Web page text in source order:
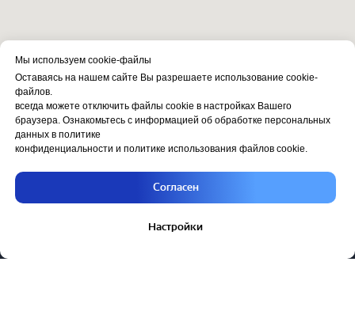
Мы используем cookie-файлы
Оставаясь на нашем сайте Вы разрешаете использование cookie-
файлов.
всегда можете отключить файлы cookie в настройках Вашего
браузера. Ознакомьтесь с информацией об обработке персональных
данных в политике
конфиденциальности и политике использования файлов cookie.
Согласен
Настройки